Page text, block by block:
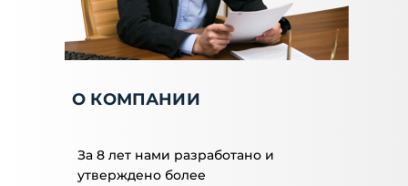
О КОМПАНИИ
За 8 лет нами разработано и
утверждено более